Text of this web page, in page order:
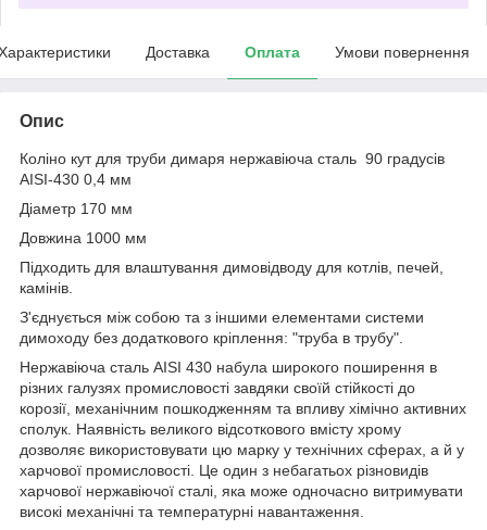
Доставка Оплата Умови повернення
Опис
Коліно кут для труби димаря нержавіюча сталь 90 градусів
AISI-430 0,4 мм
Діаметр 170 мм
Довжина 1000 мм
Підходить для влаштування димовідводу для котлів, печей,
камінів.
З'єднується між собою та з іншими елементами системи
димоходу без додаткового кріплення: "труба в трубу".
Нержавіюча сталь AISI 430 набула широкого поширення в
різних галузях промисловості завдяки своїй стійкості до
корозії, механічним пошкодженням та впливу хімічно активних
сполук. Наявність великого відсоткового вмісту хрому
дозволяє використовувати цю марку у технічних сферах, а й у
харчової промисловості. Це один з небагатьох різновидів
харчової нержавіючої сталі, яка може одночасно витримувати
високі механічні та температурні навантаження.